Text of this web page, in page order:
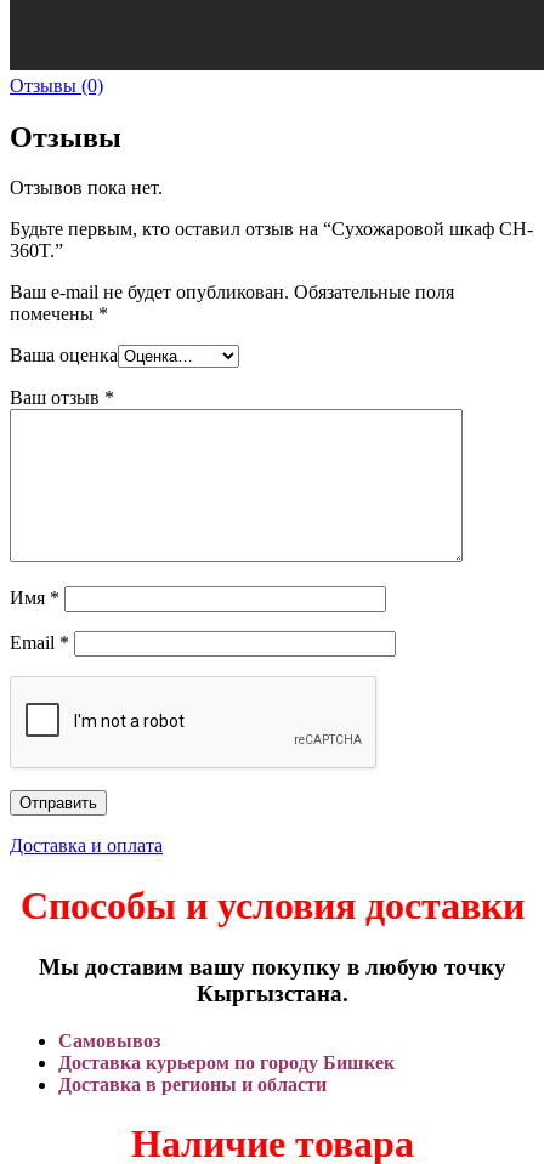
Отзывы (0)
Отзывы
Отзывов пока нет.
Будьте первым, кто оставил отзыв на “Сухожаровой шкаф CH-
360T.”
Ваш e-mail не будет опубликован. Обязательные поля
помечены *
Ваша оценка
Ваш отзыв *
Имя *
Email *
Доставка и оплата
Способы и условия доставки
Мы доставим вашу покупку в любую точку
Кыргызстана.
Самовывоз
Доставка курьером по городу Бишкек
Доставка в регионы и области
Наличие товара